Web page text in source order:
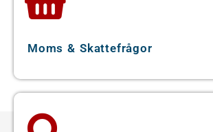
framgång. Låt oss visa dig hur ett
hälsa för ditt företag. Kontakta oss
förtroendeingivande bokföring kan
verksamhet.
Moms & Skattefrågor